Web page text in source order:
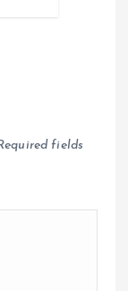
fields